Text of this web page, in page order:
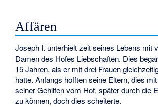
Affären
Joseph I. unterhielt zeit seines Lebens mit
Damen des Hofes Liebschaften. Dies
15 Jahren, als er mit drei Frauen
hatte. Anfangs hofften seine Eltern, dies
seinerGehilfenvom Hof, später durch die
zu können, doch dies scheiterte.